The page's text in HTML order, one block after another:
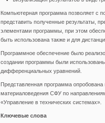
Компьютерная программа позволяет с
представить полученные результаты,
элементами программы, при этом
быть использована также и для
Программное обеспечение было
создании программы были
дифференциальных уравнений.
Представленная программа опробована
материаловедения СФУ по
«Управление в технических системах».
Ключевые слова